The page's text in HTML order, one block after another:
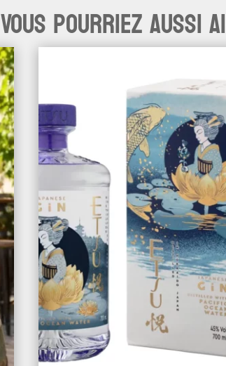
Vous pourriez aussi